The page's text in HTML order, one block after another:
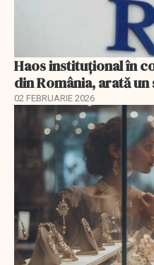
Haos instituțional în
din România, arată un
02 FEBRUARIE 2026